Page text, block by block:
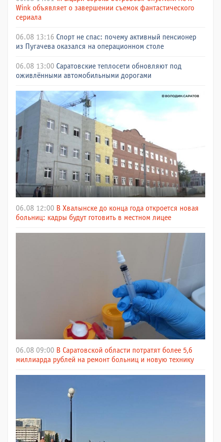
Wink объявляет о завершении съемок фантастического
сериала
06.08 13:16 Спорт не спас: почему активный пенсионер
из Пугачева оказался на операционном столе
06.08 13:00 Саратовские теплосети обновляют под
оживлёнными автомобильными дорогами
06.08 12:00 В Хвалынске до конца года откроется новая
больниц: кадры будут готовить в местном лицее
06.08 09:00 В Саратовской области потратят более 5,6
миллиарда рублей на ремонт больниц и новую технику